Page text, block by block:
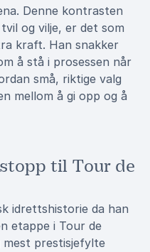
Denne kontrasten
og vilje, er det som
kraft. Han snakker
å stå i prosessen når
små, riktige valg
mellom å gi opp og å
til Tour de
idrettshistorie da han
etappe i Tour de
mest prestisjefylte